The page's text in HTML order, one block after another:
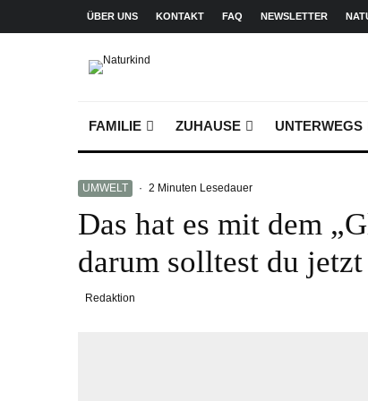
ÜBER UNS KONTAKT FAQ NEWSLETTER
FAMILIE ZUHAUSE UNTERWEGS
UMWELT · 2 Minuten Lesedauer
Das hat es mit dem
darum solltest du
Redaktion